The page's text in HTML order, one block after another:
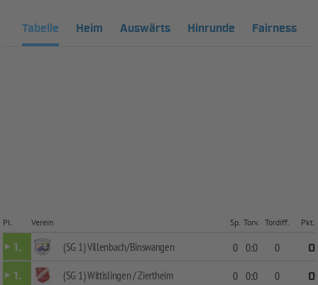
Tabelle Heim Auswärts Hinrunde Fairness
Pl. Verein Sp. Torv. Tordiff. Pkt.
1. (SG 1) Villenbach/Binswangen 0 0:0 0
0
1.
(SG 1) Wittislingen / Ziertheim 0 0:0 0
0